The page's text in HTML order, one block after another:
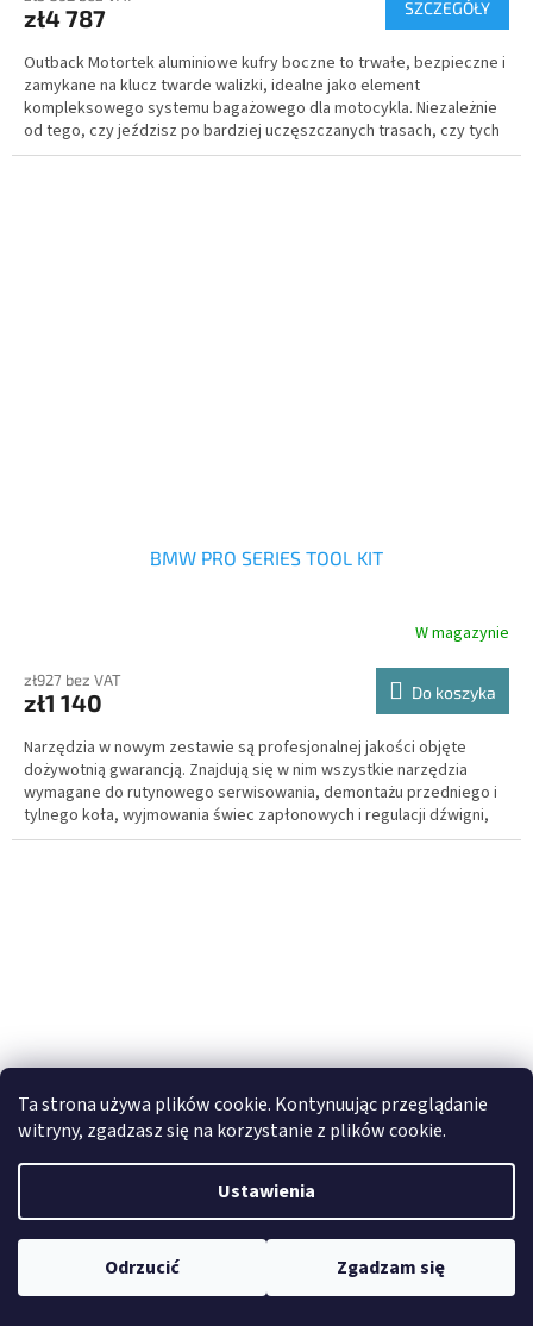
Ta strona używa plików cookie. Kontynuując przeglądanie
witryny, zgadzasz się na korzystanie z plików cookie.
Ustawienia
Odrzucić Zgadzam się
zł4 787 SZCZEGÓŁY
Outback Motortek aluminiowe kufry boczne to trwałe, bezpieczne i
zamykane na klucz twarde walizki, idealne jako element
kompleksowego systemu bagażowego dla motocykla. Niezależnie
od tego, czy jeździsz po bardziej uczęszczanych trasach, czy tych
mniej, twoje bagaże i cenne przedmioty są zawsze bezpieczne i
BMW PRO SERIES TOOL KIT
W magazynie
zł927 bez VAT
zł1 140 Do koszyka
Narzędzia w nowym zestawie są profesjonalnej jakości objęte
dożywotnią gwarancją. Znajdują się w nim wszystkie narzędzia
wymagane do rutynowego serwisowania, demontażu przedniego i
tylnego koła, wyjmowania świec zapłonowych i regulacji dźwigni,
kierownicy oraz inne różne rzeczy. Użyteczny dla każdego
BMW R1200GS – Ultimate Protection Combo Outback